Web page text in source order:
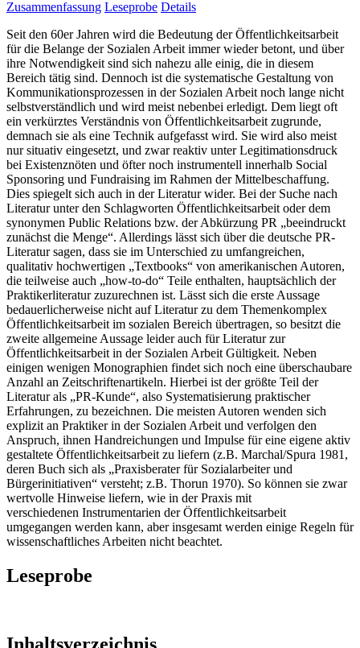
Zusammenfassung Leseprobe Details
Seit den 60er Jahren wird die Bedeutung der Öffentlichkeitsarbeit
für die Belange der Sozialen Arbeit immer wieder betont, und über
ihre Notwendigkeit sind sich nahezu alle einig, die in diesem
Bereich tätig sind. Dennoch ist die systematische Gestaltung von
Kommunikationsprozessen in der Sozialen Arbeit noch lange nicht
selbstverständlich und wird meist nebenbei erledigt. Dem liegt oft
ein verkürztes Verständnis von Öffentlichkeitsarbeit zugrunde,
demnach sie als eine Technik aufgefasst wird. Sie wird also meist
nur situativ eingesetzt, und zwar reaktiv unter Legitimationsdruck
bei Existenznöten und öfter noch instrumentell innerhalb Social
Sponsoring und Fundraising im Rahmen der Mittelbeschaffung.
Dies spiegelt sich auch in der Literatur wider. Bei der Suche nach
Literatur unter den Schlagworten Öffentlichkeitsarbeit oder dem
synonymen Public Relations bzw. der Abkürzung PR „beeindruckt
zunächst die Menge“. Allerdings lässt sich über die deutsche PR-
Literatur sagen, dass sie im Unterschied zu umfangreichen,
qualitativ hochwertigen „Textbooks“ von amerikanischen Autoren,
die teilweise auch „how-to-do“ Teile enthalten, hauptsächlich der
Praktikerliteratur zuzurechnen ist. Lässt sich die erste Aussage
bedauerlicherweise nicht auf Literatur zu dem Themenkomplex
Öffentlichkeitsarbeit im sozialen Bereich übertragen, so besitzt die
zweite allgemeine Aussage leider auch für Literatur zur
Öffentlichkeitsarbeit in der Sozialen Arbeit Gültigkeit. Neben
einigen wenigen Monographien findet sich noch eine überschaubare
Anzahl an Zeitschriftenartikeln. Hierbei ist der größte Teil der
Literatur als „PR-Kunde“, also Systematisierung praktischer
Erfahrungen, zu bezeichnen. Die meisten Autoren wenden sich
explizit an Praktiker in der Sozialen Arbeit und verfolgen den
Anspruch, ihnen Handreichungen und Impulse für eine eigene aktiv
gestaltete Öffentlichkeitsarbeit zu liefern (z.B. Marchal/Spura 1981,
deren Buch sich als „Praxisberater für Sozialarbeiter und
Bürgerinitiativen“ versteht; z.B. Thorun 1970). So können sie zwar
wertvolle Hinweise liefern, wie in der Praxis mit
verschiedenen Instrumentarien der Öffentlichkeitsarbeit
umgegangen werden kann, aber insgesamt werden einige Regeln für
wissenschaftliches Arbeiten nicht beachtet.
Leseprobe
Inhaltsverzeichnis